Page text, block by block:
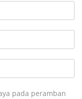
pada peramban